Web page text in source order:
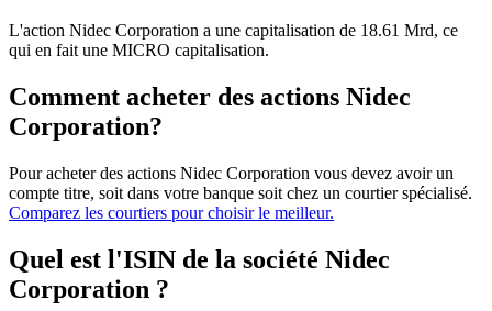
L'action Nidec Corporation a une capitalisation de 18.61 Mrd, ce
qui en fait une MICRO capitalisation.
Comment acheter des actions Nidec
Corporation?
Pour acheter des actions Nidec Corporation vous devez avoir un
compte titre, soit dans votre banque soit chez un courtier spécialisé.
Comparez les courtiers pour choisir le meilleur.
Quel est l'ISIN de la société Nidec
Corporation ?